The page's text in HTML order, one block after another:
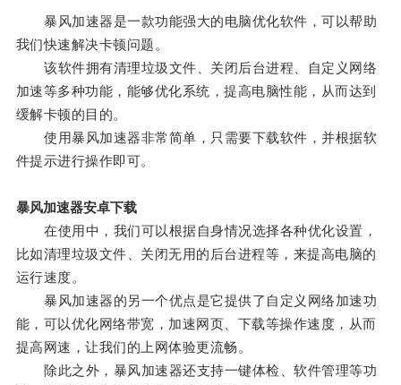
暴风加速器是一款功能强大的电脑优化软件，可以帮助
我们快速解决卡顿问题。
该软件拥有清理垃圾文件、关闭后台进程、自定义网络
加速等多种功能，能够优化系统，提高电脑性能，从而达到
缓解卡顿的目的。
使用暴风加速器非常简单，只需要下载软件，并根据软
件提示进行操作即可。
暴风加速器安卓下载
在使用中，我们可以根据自身情况选择各种优化设置，
比如清理垃圾文件、关闭无用的后台进程等，来提高电脑的
运行速度。
暴风加速器的另一个优点是它提供了自定义网络加速功
能，可以优化网络带宽，加速网页、下载等操作速度，从而
提高网速，让我们的上网体验更流畅。
除此之外，暴风加速器还支持一键体检、软件管理等功